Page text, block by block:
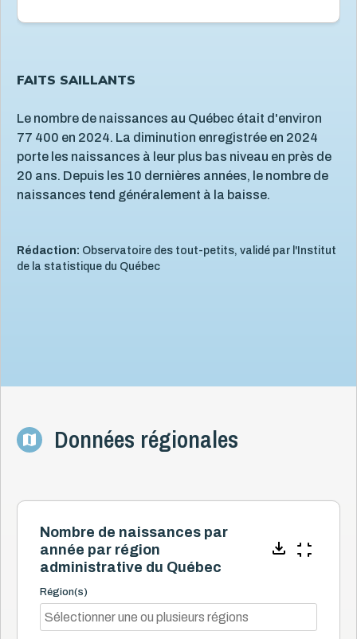
Utilisation des écrans 6
FAITS SAILLANTS
Le nombre de naissances au Québec était d'environ
77 400 en 2024. La diminution enregistrée en 2024
porte les naissances à leur plus bas niveau en près de
20 ans. Depuis les 10 dernières années, le nombre de
naissances tend généralement à la baisse.
Rédaction: Observatoire des tout-petits, validé par l'Institut
de la statistique du Québec
Données régionales
Nombre de naissances par
année par région
administrative du Québec
Région(s)